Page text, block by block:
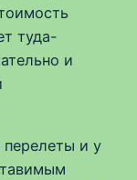
туда-
и
и у